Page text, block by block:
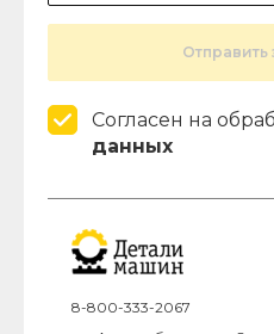
Отправить
Согласен на
данных
8-800-333-2067